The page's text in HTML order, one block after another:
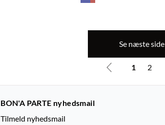
Se næste side
1 2
BON'A PARTE nyhedsmail
Tilmeld nyhedsmail